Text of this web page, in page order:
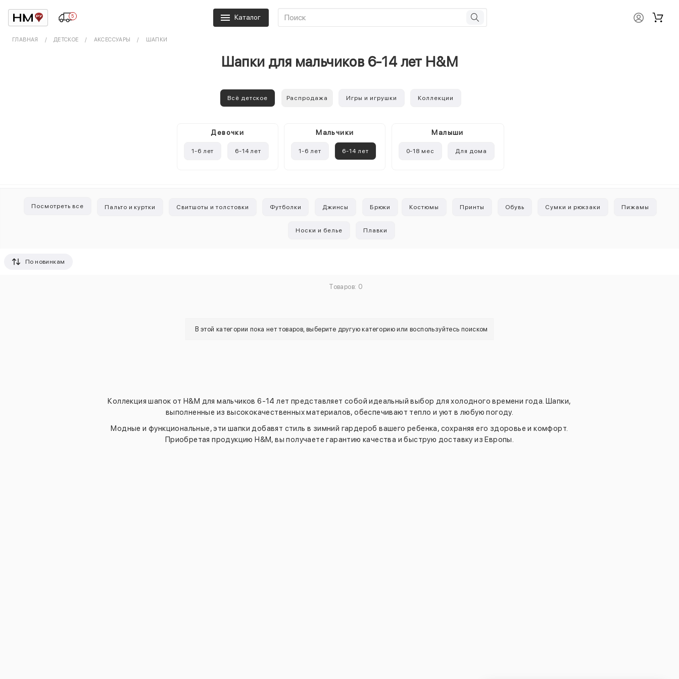
5 Каталог
ГЛАВНАЯ ДЕТСКОЕ АКСЕССУАРЫ ШАПКИ
Шапки для мальчиков 6-14 лет H&M
Всё детское Распродажа Игры и игрушки Коллекции
Девочки
1-6 лет 6-14 лет
Mальчики
1-6 лет 6-14 лет
Малыши
0-18 мес Для дома
Посмотреть все Пальто и куртки Свитшоты и толстовки Футболки Джинсы Брюки Костюмы Принты Обувь Сумки и рюкзаки Пижамы
Носки и белье Плавки
По новинкам
Товаров: 0
В этой категории пока нет товаров, выберите другую категорию или воспользуйтесь поиском
Коллекция шапок от H&M для мальчиков 6-14 лет представляет собой идеальный выбор для холодного времени года. Шапки,
выполненные из высококачественных материалов, обеспечивают тепло и уют в любую погоду.
Модные и функциональные, эти шапки добавят стиль в зимний гардероб вашего ребенка, сохраняя его здоровье и комфорт.
Приобретая продукцию H&M, вы получаете гарантию качества и быструю доставку из Европы.